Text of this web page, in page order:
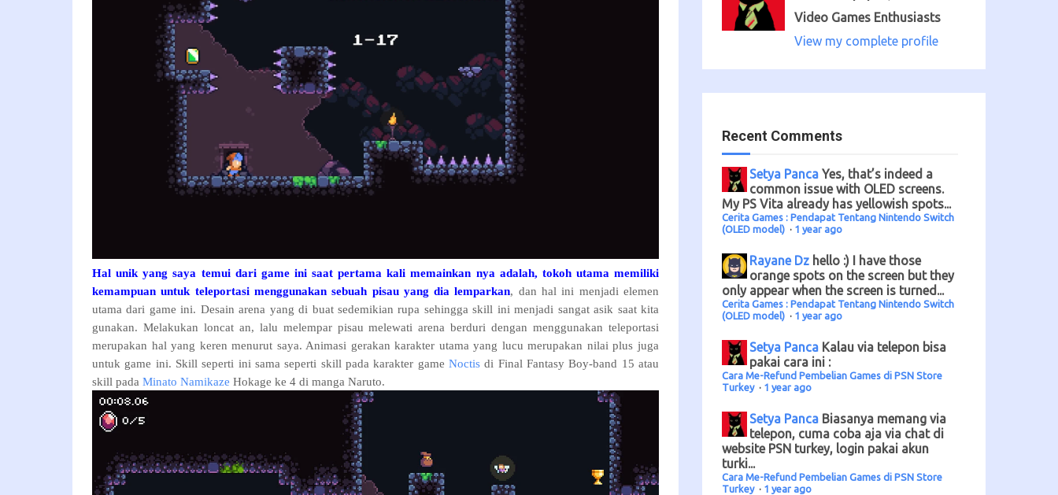
Hal unik yang saya temui dari game ini saat pertama kali memainkan nya adalah, tokoh utama memiliki
kemampuan untuk teleportasi menggunakan sebuah pisau yang dia lemparkan, dan hal ini menjadi elemen
utama dari game ini. Desain arena yang di buat sedemikian rupa sehingga skill ini menjadi sangat asik saat kita
gunakan. Melakukan loncat an, lalu melempar pisau melewati arena berduri dengan menggunakan teleportasi
merupakan hal yang keren menurut saya. Animasi gerakan karakter utama yang lucu merupakan nilai plus juga
untuk game ini. Skill seperti ini sama seperti skill pada karakter game Noctis di Final Fantasy Boy-band 15 atau
skill pada Minato Namikaze Hokage ke 4 di manga Naruto.
Video Games Enthusiasts
View my complete profile
Recent Comments
Setya Panca Yes, that’s indeed a
common issue with OLED screens.
My PS Vita already has yellowish spots...
Cerita Games : Pendapat Tentang Nintendo Switch
(OLED model) · 1 year ago
Rayane Dz hello :) I have those
orange spots on the screen but they
only appear when the screen is turned...
Cerita Games : Pendapat Tentang Nintendo Switch
(OLED model) · 1 year ago
Setya Panca Kalau via telepon bisa
pakai cara ini :
Cara Me-Refund Pembelian Games di PSN Store
Turkey · 1 year ago
Setya Panca Biasanya memang via
telepon, cuma coba aja via chat di
website PSN turkey, login pakai akun
turki...
Cara Me-Refund Pembelian Games di PSN Store
Turkey · 1 year ago